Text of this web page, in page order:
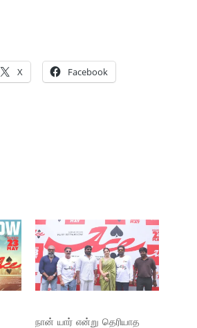
X Facebook
நான் யார் என்று தெரியாத